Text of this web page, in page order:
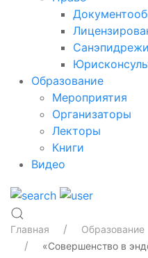
Образование
Мероприятия
Организаторы
Лекторы
Книги
Видео
Главная Образование
«Совершенство в